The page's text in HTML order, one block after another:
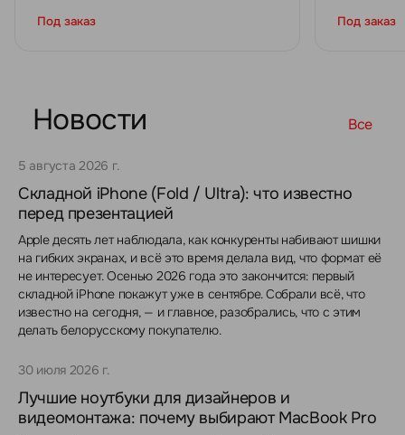
Под заказ Под заказ
Новости Все
5 августа 2026 г.
Складной iPhone (Fold / Ultra): что известно
перед презентацией
Apple десять лет наблюдала, как конкуренты набивают шишки
на гибких экранах, и всё это время делала вид, что формат её
не интересует. Осенью 2026 года это закончится: первый
складной iPhone покажут уже в сентябре. Собрали всё, что
известно на сегодня, — и главное, разобрались, что с этим
делать белорусскому покупателю.
30 июля 2026 г.
Лучшие ноутбуки для дизайнеров и
видеомонтажа: почему выбирают MacBook Pro